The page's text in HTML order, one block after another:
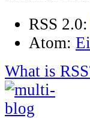
RSS 2.0:
Atom:
What is